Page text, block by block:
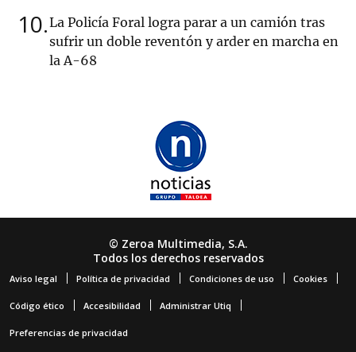
10 La Policía Foral logra parar a un camión tras
sufrir un doble reventón y arder en marcha en
la A-68
© Zeroa Multimedia, S.A.
Todos los derechos reservados
Aviso legal Política de privacidad Condiciones de uso Cookies
Código ético Accesibilidad Administrar Utiq
Preferencias de privacidad